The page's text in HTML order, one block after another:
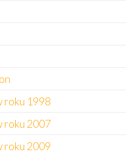
roku 1998
roku 2007
roku 2009